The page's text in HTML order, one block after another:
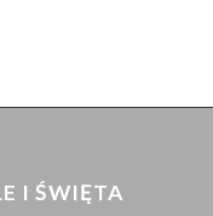
I ŚWIĘTA